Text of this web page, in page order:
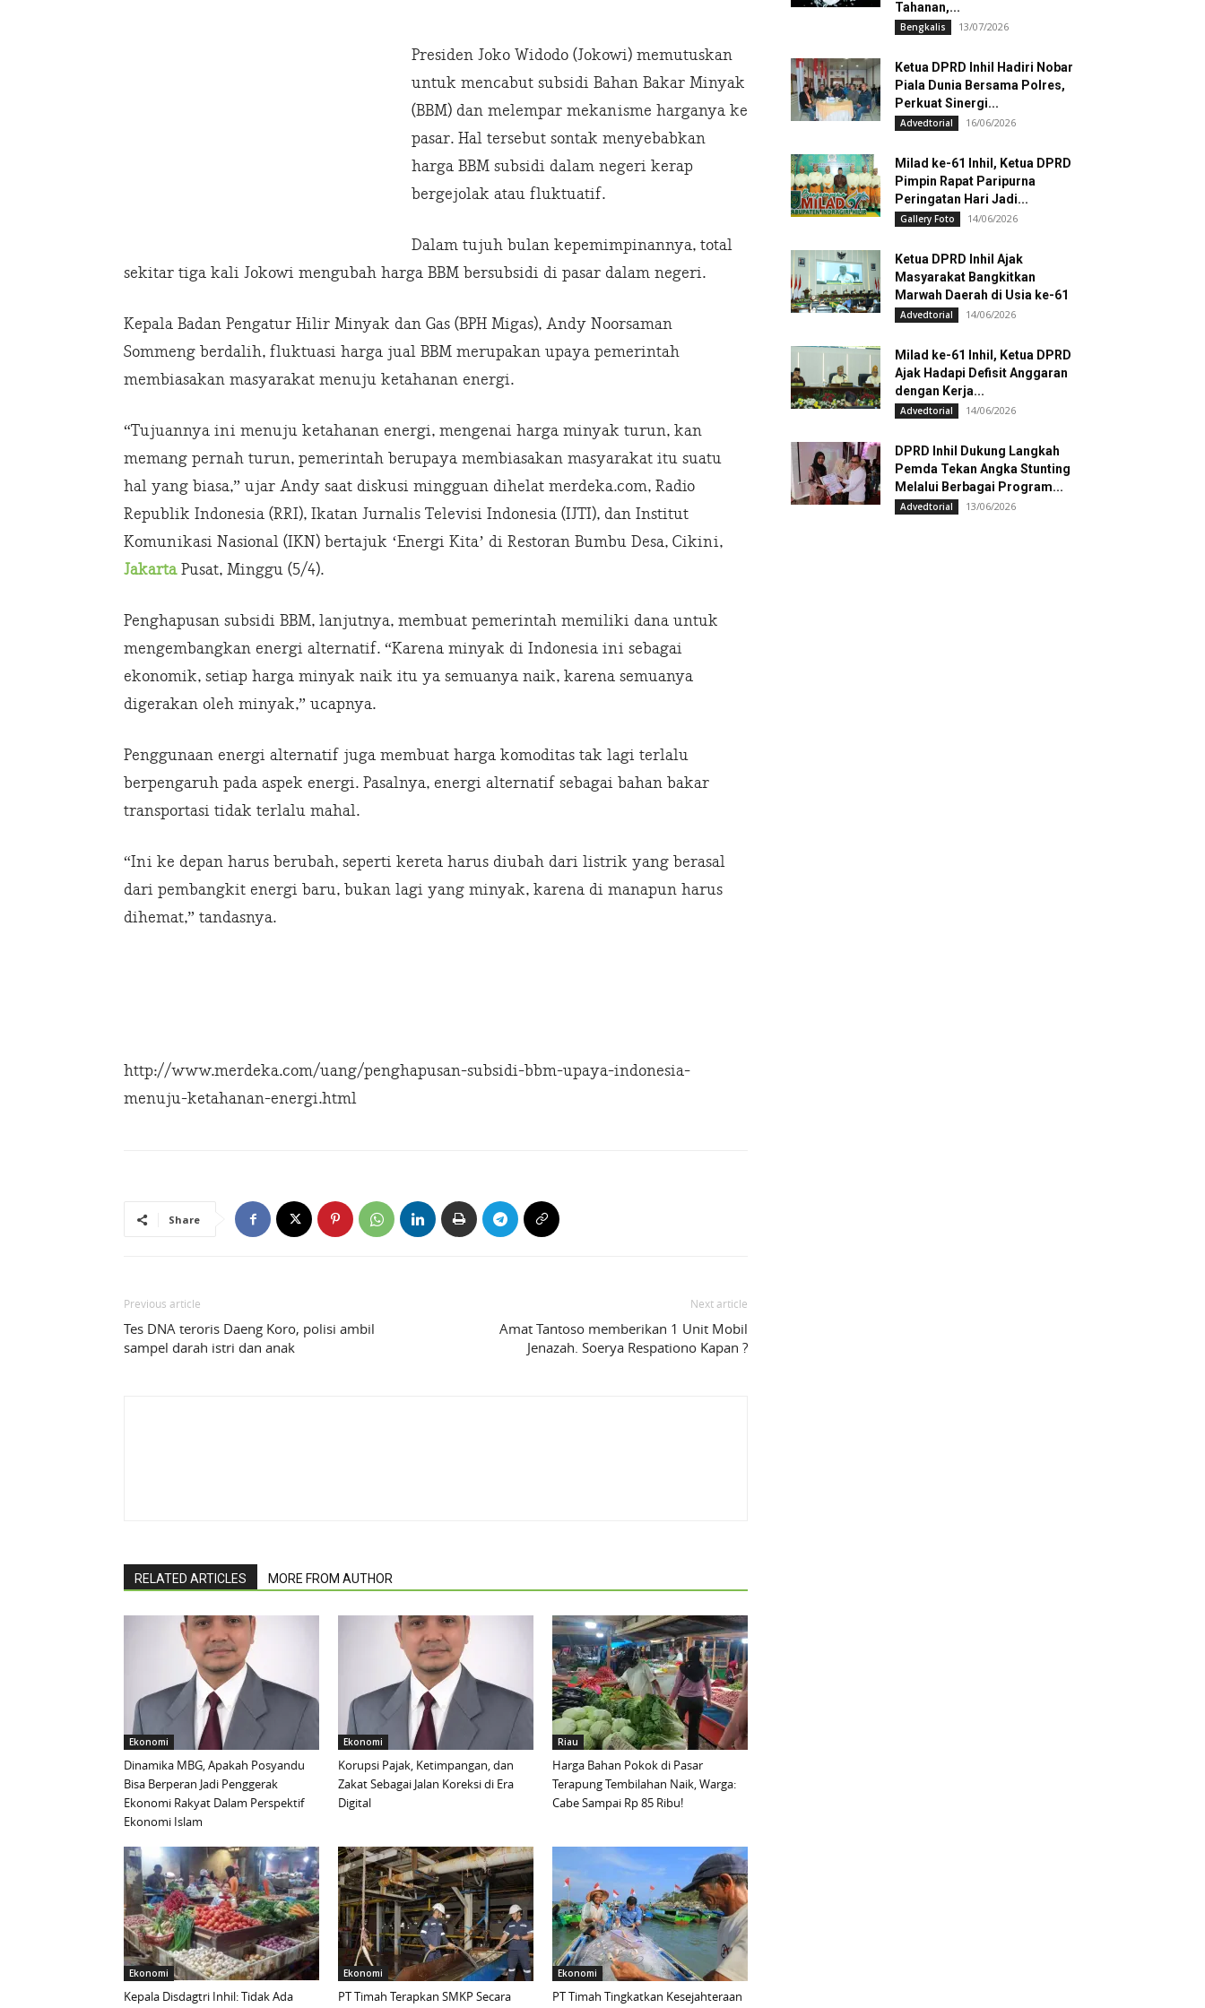
Presiden Joko Widodo (Jokowi) memutuskan
untuk mencabut subsidi Bahan Bakar Minyak
(BBM) dan melempar mekanisme harganya ke
pasar. Hal tersebut sontak menyebabkan
harga BBM subsidi dalam negeri kerap
bergejolak atau fluktuatif.
Dalam tujuh bulan kepemimpinannya, total
sekitar tiga kali Jokowi mengubah harga BBM bersubsidi di pasar dalam negeri.
Kepala Badan Pengatur Hilir Minyak dan Gas (BPH Migas), Andy Noorsaman
Sommeng berdalih, fluktuasi harga jual BBM merupakan upaya pemerintah
membiasakan masyarakat menuju ketahanan energi.
“Tujuannya ini menuju ketahanan energi, mengenai harga minyak turun, kan
memang pernah turun, pemerintah berupaya membiasakan masyarakat itu suatu
hal yang biasa,” ujar Andy saat diskusi mingguan dihelat merdeka.com, Radio
Republik Indonesia (RRI), Ikatan Jurnalis Televisi Indonesia (IJTI), dan Institut
Komunikasi Nasional (IKN) bertajuk ‘Energi Kita’ di Restoran Bumbu Desa, Cikini,
JakartaPusat, Minggu (5/4).
Penghapusan subsidi BBM, lanjutnya, membuat pemerintah memiliki dana untuk
mengembangkan energi alternatif. “Karena minyak di Indonesia ini sebagai
ekonomik, setiap harga minyak naik itu ya semuanya naik, karena semuanya
digerakan oleh minyak,” ucapnya.
Penggunaan energi alternatif juga membuat harga komoditas tak lagi terlalu
berpengaruh pada aspek energi. Pasalnya, energi alternatif sebagai bahan bakar
transportasi tidak terlalu mahal.
“Ini ke depan harus berubah, seperti kereta harus diubah dari listrik yang berasal
dari pembangkit energi baru, bukan lagi yang minyak, karena di manapun harus
dihemat,” tandasnya.
http://www.merdeka.com/uang/penghapusan-subsidi-bbm-upaya-indonesia-
menuju-ketahanan-energi.html
Share
Previous article
Tes DNA teroris Daeng Koro, polisi ambil
sampel darah istri dan anak
Next article
Amat Tantoso memberikan 1 Unit Mobil
Jenazah. Soerya Respationo Kapan ?
RELATED ARTICLES MORE FROM AUTHOR
Ekonomi
Dinamika MBG, Apakah Posyandu
Bisa Berperan Jadi Penggerak
Ekonomi Rakyat Dalam Perspektif
Ekonomi Islam
Ekonomi
Korupsi Pajak, Ketimpangan, dan
Zakat Sebagai Jalan Koreksi di Era
Digital
Riau
Harga Bahan Pokok di Pasar
Terapung Tembilahan Naik, Warga:
Cabe Sampai Rp 85 Ribu!
Ekonomi
Kepala Disdagtri Inhil: Tidak Ada
Ekonomi
PT Timah Terapkan SMKP Secara
Ekonomi
PT Timah Tingkatkan Kesejahteraan
Tahanan,...
Bengkalis 13/07/2026
Ketua DPRD Inhil Hadiri Nobar
Piala Dunia Bersama Polres,
Perkuat Sinergi...
Advedtorial 16/06/2026
Milad ke-61 Inhil, Ketua DPRD
Pimpin Rapat Paripurna
Peringatan Hari Jadi...
Gallery Foto 14/06/2026
Ketua DPRD Inhil Ajak
Masyarakat Bangkitkan
Marwah Daerah di Usia ke-61
Advedtorial 14/06/2026
Milad ke-61 Inhil, Ketua DPRD
Ajak Hadapi Defisit Anggaran
dengan Kerja...
Advedtorial 14/06/2026
DPRD Inhil Dukung Langkah
Pemda Tekan Angka Stunting
Melalui Berbagai Program...
Advedtorial 13/06/2026